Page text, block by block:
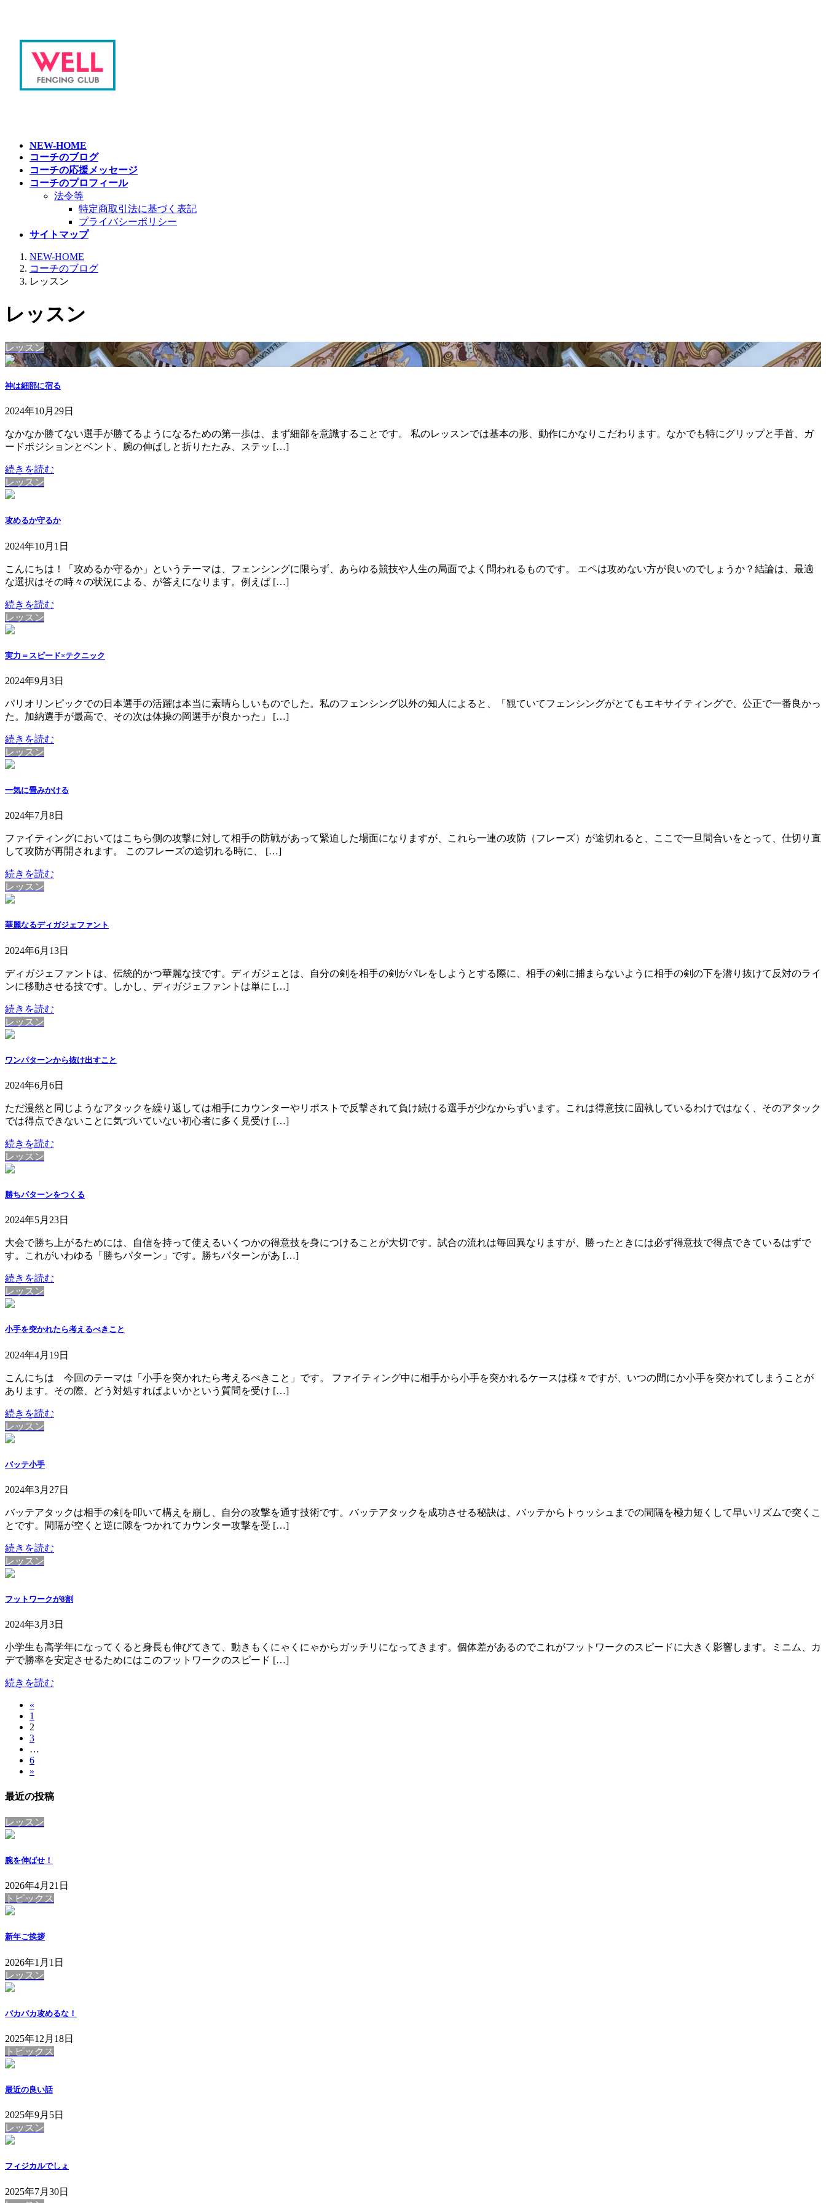
NEW-HOME
コーチのブログ
コーチの応援メッセージ
コーチのプロフィール
法令等
特定商取引法に基づく表記
プライバシーポリシー
サイトマップ
NEW-HOME
コーチのブログ
レッスン
レッスン
レッスン
神は細部に宿る
2024年10月29日
なかなか勝てない選手が勝てるようになるための第一歩は、まず細部を意識することです。 私のレッスンでは基本の形、動作にかなりこだわります。なかでも特にグリップと手首、ガ
ードポジションとベント、腕の伸ばしと折りたたみ、ステッ […]
続きを読む
レッスン
攻めるか守るか
2024年10月1日
こんにちは！「攻めるか守るか」というテーマは、フェンシングに限らず、あらゆる競技や人生の局面でよく問われるものです。 エペは攻めない方が良いのでしょうか？結論は、最適
な選択はその時々の状況による、が答えになります。例えば […]
続きを読む
レッスン
実力＝スピード×テクニック
2024年9月3日
パリオリンピックでの日本選手の活躍は本当に素晴らしいものでした。私のフェンシング以外の知人によると、「観ていてフェンシングがとてもエキサイティングで、公正で一番良かっ
た。加納選手が最高で、その次は体操の岡選手が良かった」 […]
続きを読む
レッスン
一気に畳みかける
2024年7月8日
ファイティングにおいてはこちら側の攻撃に対して相手の防戦があって緊迫した場面になりますが、これら一連の攻防（フレーズ）が途切れると、ここで一旦間合いをとって、仕切り直
して攻防が再開されます。 このフレーズの途切れる時に、 […]
続きを読む
レッスン
華麗なるディガジェファント
2024年6月13日
ディガジェファントは、伝統的かつ華麗な技です。ディガジェとは、自分の剣を相手の剣がパレをしようとする際に、相手の剣に捕まらないように相手の剣の下を潜り抜けて反対のライ
ンに移動させる技です。しかし、ディガジェファントは単に […]
続きを読む
レッスン
ワンパターンから抜け出すこと
2024年6月6日
ただ漫然と同じようなアタックを繰り返しては相手にカウンターやリポストで反撃されて負け続ける選手が少なからずいます。これは得意技に固執しているわけではなく、そのアタック
では得点できないことに気づいていない初心者に多く見受け […]
続きを読む
レッスン
勝ちパターンをつくる
2024年5月23日
大会で勝ち上がるためには、自信を持って使えるいくつかの得意技を身につけることが大切です。試合の流れは毎回異なりますが、勝ったときには必ず得意技で得点できているはずで
す。これがいわゆる「勝ちパターン」です。勝ちパターンがあ […]
続きを読む
レッスン
小手を突かれたら考えるべきこと
2024年4月19日
こんにちは 今回のテーマは「小手を突かれたら考えるべきこと」です。 ファイティング中に相手から小手を突かれるケースは様々ですが、いつの間にか小手を突かれてしまうことが
あります。その際、どう対処すればよいかという質問を受け […]
続きを読む
レッスン
バッテ小手
2024年3月27日
バッテアタックは相手の剣を叩いて構えを崩し、自分の攻撃を通す技術です。バッテアタックを成功させる秘訣は、バッテからトゥッシュまでの間隔を極力短くして早いリズムで突くこ
とです。間隔が空くと逆に隙をつかれてカウンター攻撃を受 […]
続きを読む
レッスン
フットワークが8割
2024年3月3日
小学生も高学年になってくると身長も伸びてきて、動きもくにゃくにゃからガッチリになってきます。個体差があるのでこれがフットワークのスピードに大きく影響します。ミニム、カ
デで勝率を安定させるためにはこのフットワークのスピード […]
続きを読む
ー
送
«
固
定
ペ
ー
ジ
1
固
定
ペ
ー
ジ
2
固
定
ペ
ー
ジ
3
…
固
定
ー
6
»
最近の投稿
レッスン
腕を伸ばせ！
2026年4月21日
トピックス
新年ご挨拶
2026年1月1日
レッスン
バカバカ攻めるな！
2025年12月18日
トピックス
最近の良い話
2025年9月5日
レッスン
フィジカルでしょ
2025年7月30日